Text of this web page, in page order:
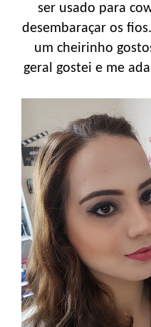
ser usado para
desembaraçar os
um cheirinho
geral gostei e me